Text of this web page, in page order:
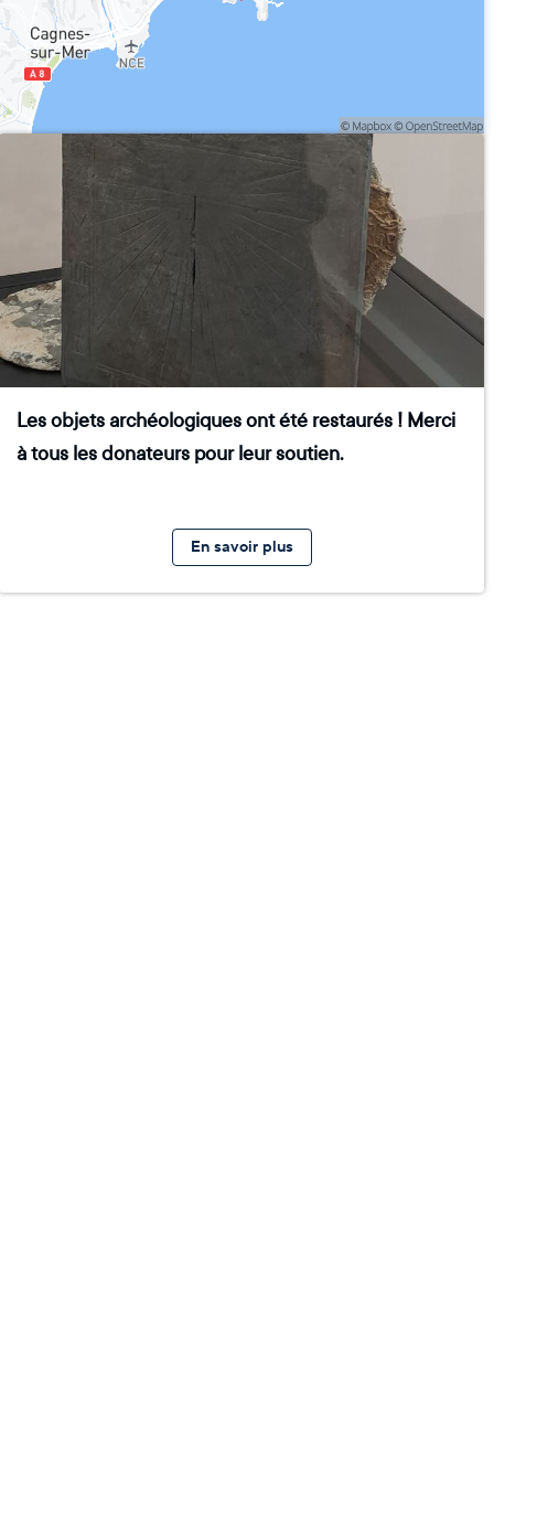
Les objets archéologiques ont été restaurés ! Merci
à tous les donateurs pour leur soutien.
En savoir plus